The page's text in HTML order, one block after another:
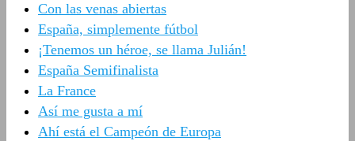
Con las venas abiertas
España, simplemente fútbol
¡Tenemos un héroe, se llama Julián!
España Semifinalista
La France
Así me gusta a mí
Ahí está el Campeón de Europa